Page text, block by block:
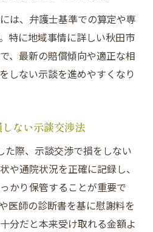
は、弁護士基準での算定や専
特に地域事情に詳しい秋田市
、最新の賠償傾向や適正な相
しない示談を進めやすくなり
ない示談交渉法
た際、示談交渉で損をしない
や通院状況を正確に記録し、
かり保管することが重要で
医師の診断書を基に慰謝料を
分だと本来受け取れる金額よ